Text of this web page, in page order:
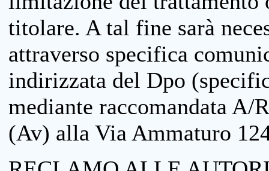
titolare. A tal fine sarà
attraverso specifica
indirizzata del Dpo
mediante raccomandata
(Av) alla Via Ammaturo